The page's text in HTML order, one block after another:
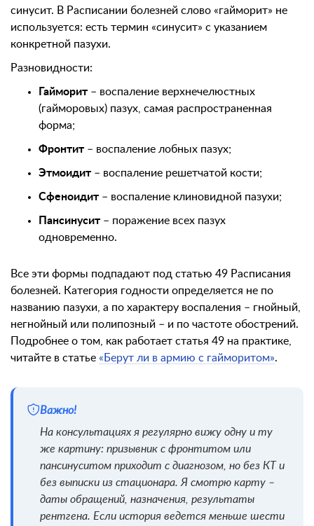
синусит. В Расписании болезней слово «гайморит» не
используется: есть термин «синусит» с указанием
конкретной пазухи.
Разновидности:
Гайморит – воспаление верхнечелюстных
(гайморовых) пазух, самая распространенная
форма;
Фронтит – воспаление лобных пазух;
Этмоидит – воспаление решетчатой кости;
Сфеноидит – воспаление клиновидной пазухи;
Пансинусит – поражение всех пазух
одновременно.
Все эти формы подпадают под статью 49 Расписания
болезней. Категория годности определяется не по
названию пазухи, а по характеру воспаления – гнойный,
негнойный или полипозный – и по частоте обострений.
Подробнее о том, как работает статья 49 на практике,
читайте в статье «Берут ли в армию с гайморитом».
Важно!
На консультациях я регулярно вижу одну и ту
же картину: призывник с фронтитом или
пансинуситом приходит с диагнозом, но без КТ и
без выписки из стационара. Я смотрю карту –
даты обращений, назначения, результаты
рентгена. Если история ведется меньше шести